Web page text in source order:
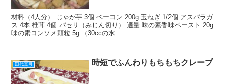
材料（4人分） じゃが芋 3個 ベーコン 200g 玉ねぎ 1/2個 アスパラガ
ス 4本 椎茸 4個 パセリ（みじん切り） 適量 味の素香味ペースト 20g
味の素コンソメ顆粒 5g （30ccの水...
田代真弓 時短でふんわりもちもちクレープ